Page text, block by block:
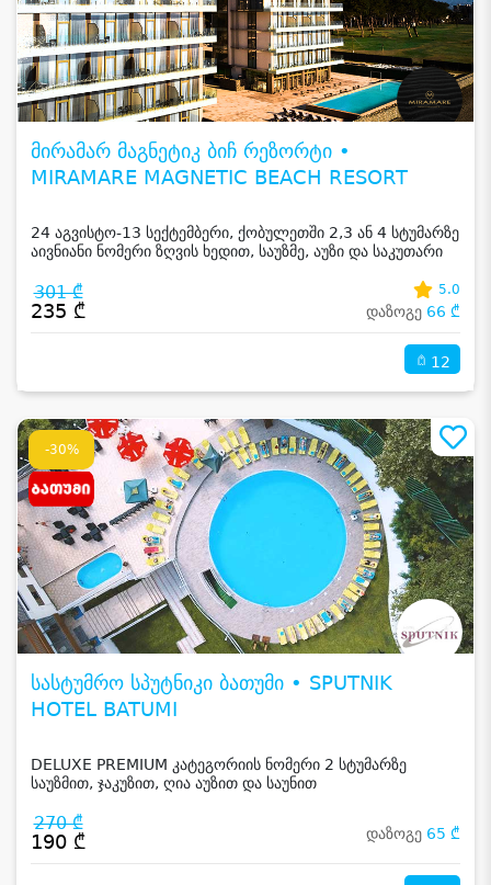
მირამარ მაგნეტიკ ბიჩ რეზორტი •
MIRAMARE MAGNETIC BEACH RESORT
24 აგვისტო-13 სექტემბერი, ქობულეთში 2,3 ან 4 სტუმარზე
აივნიანი ნომერი ზღვის ხედით, საუზმე, აუზი და საკუთარი
301 ₾
235 ₾
5.0
დაზოგე 66 ₾
12
-30%
სასტუმრო სპუტნიკი ბათუმი • SPUTNIK
HOTEL BATUMI
DELUXE PREMIUM კატეგორიის ნომერი 2 სტუმარზე
საუზმით, ჯაკუზით, ღია აუზით და საუნით
270 ₾
190 ₾ დაზოგე 65 ₾